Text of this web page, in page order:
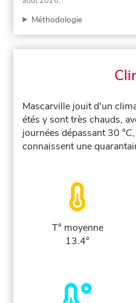
Méthodologie
Mascarville jouit d'un
étés y sont très chauds,
journées dépassant 30
connaissent une
T° moyenne
13.4°